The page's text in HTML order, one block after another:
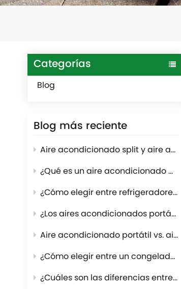
Categorías
Blog
Blog más reciente
Aire acondicionado split y aire acondicionado con conductos ocultos: ¿Cuál se adapta mejor a su proyecto?
¿Qué es un aire acondicionado para carpas? Soluciones de refrigeración para carpas de grandes eventos.
¿Cómo elegir entre refrigeradores de dos puertas verticales y refrigeradores de puertas francesas?
¿Los aires acondicionados portátiles necesitan ventilación?
Aire acondicionado portátil vs. aire acondicionado de ventana
¿Cómo elegir entre un congelador vertical y un congelador horizontal?
¿Cuáles son las diferencias entre los refrigerantes R600a y R134a?